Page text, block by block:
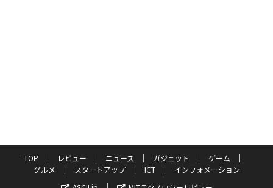
TOP レビュー ニュース ガジェット
ゲーム
グルメ
スタートアップ ICT
インフォメーション